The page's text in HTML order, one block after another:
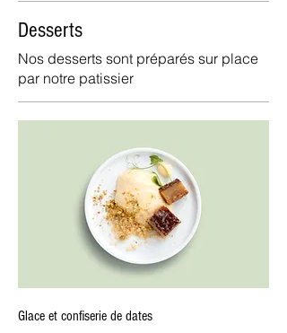
Desserts
Nos desserts sont préparés sur place
par notre patissier
Glace et confiserie de dates